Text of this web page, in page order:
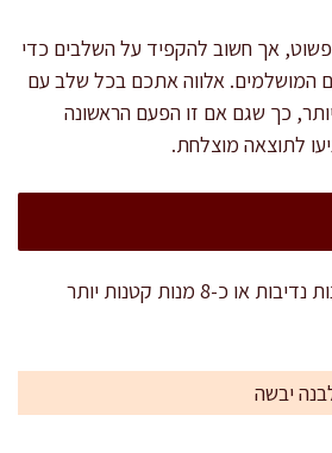
פשוט, אך חשוב להקפיד על השלבים כדי
המושלמים. אלווה אתכם בכל שלב עם
כך שגם אם זו הפעם הראשונה
לתוצאה מוצלחת.
המתכון מתאים לכ-6 מנות נדיבות או כ-8 מנות קטנות יותר